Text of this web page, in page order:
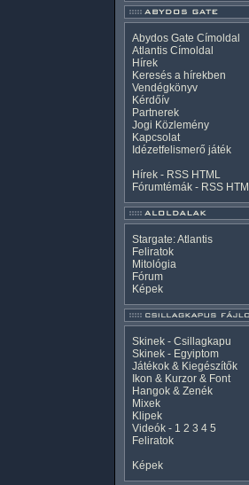
Abydos Gate Címoldal
Atlantis Címoldal
Hírek
Keresés a hírekben
Vendégkönyv
Kérdőív
Partnerek
Jogi Közlemény
Kapcsolat
Idézetfelismerő játék
Hírek - RSS HTML
Fórumtémák - RSS
Stargate: Atlantis
Feliratok
Mitológia
Fórum
Képek
Skinek - Csillagkapu
Skinek - Egyiptom
Játékok & Kiegészítők
Ikon & Kurzor & Font
Hangok & Zenék
Mixek
Klipek
Videók- 1 2 3 4 5
Feliratok
Képek